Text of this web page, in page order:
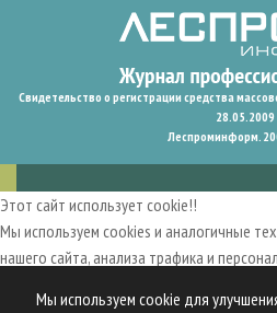
Мы используем cookie для
Свидетельство о регистрации средства
28.05.2009
Леспроминформ.
Этот сайт использует cookie!!
Мы используем cookies и аналогичные
нашего сайта, анализа трафика и